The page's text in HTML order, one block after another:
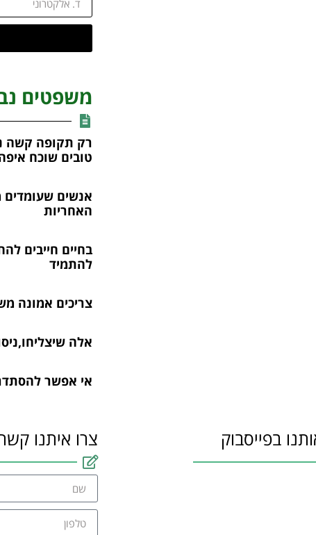
משפטים
רק תקופה קשה
טובים שוכח
אנשים
האחריות
בחיים חייבים
להתמיד
צריכים אמונה
אלה
אי אפשר
בפייסבוק צרו איתנו